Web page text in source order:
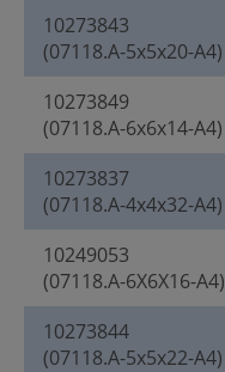
10273843
(07118.A-5x5x20-A4)
10273849
(07118.A-6x6x14-A4)
10273837
(07118.A-4x4x32-A4)
10249053
(07118.A-6X6X16-A4)
10273844
(07118.A-5x5x22-A4)